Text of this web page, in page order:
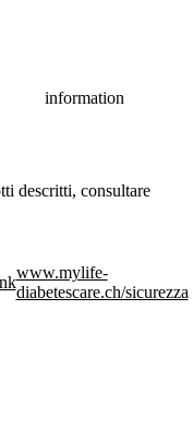
information
descritti, consultare
www.mylife-
diabetescare.ch/sicurezza